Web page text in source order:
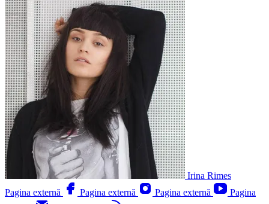
Irina Rimes
Pagina externă
Pagina externă Pagina externă Pagina